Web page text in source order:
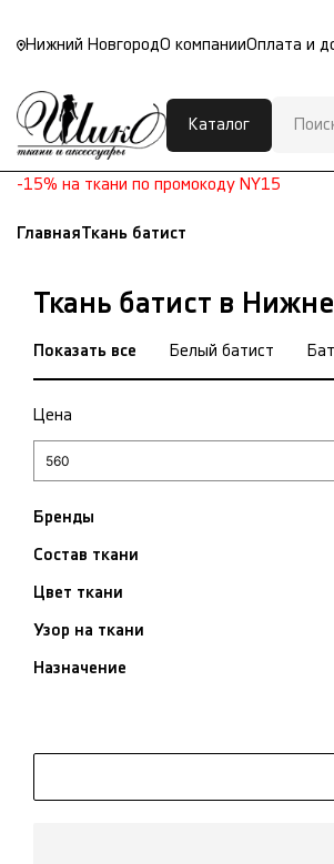
Нижний НовгородО компанииОплата и
Каталог
-15% на ткани по промокоду NY15
ГлавнаяТкань батист
Ткань батист в
Показать все Белый батист
Цена
Бренды
Состав ткани
Цвет ткани
Узор на ткани
Назначение